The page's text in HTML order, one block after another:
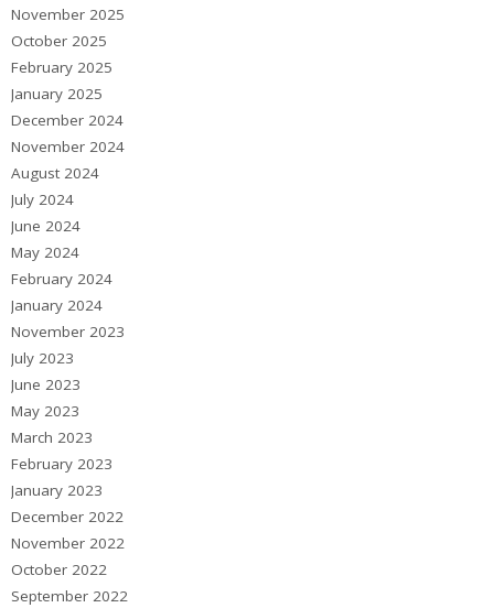
November 2025
October 2025
February 2025
January 2025
December 2024
November 2024
August 2024
July 2024
June 2024
May 2024
February 2024
January 2024
November 2023
July 2023
June 2023
May 2023
March 2023
February 2023
January 2023
December 2022
November 2022
October 2022
September 2022